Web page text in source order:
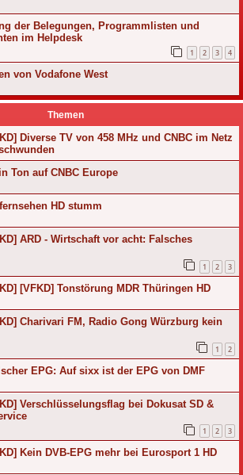
der Belegungen, Programmlisten und
im Helpdesk
1 2 3 4
von Vodafone West
Themen
Diverse TV von 458 MHz und CNBC im Netz
Ton auf CNBC Europe
HD stumm
ARD - Wirtschaft vor acht: Falsches
1 2 3
[VFKD] Tonstörung MDR Thüringen HD
Charivari FM, Radio Gong Würzburg kein
1 2
EPG: Auf sixx ist der EPG von DMF
Verschlüsselungsflag bei Dokusat SD &
1 2 3
Kein DVB-EPG mehr bei Eurosport 1 HD